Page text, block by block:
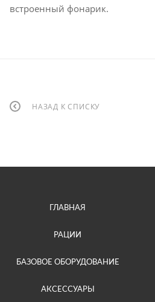
встроенный фонарик.
НАЗАД К СПИСКУ
ГЛАВНАЯ
РАЦИИ
БАЗОВОЕ ОБОРУДОВАНИЕ
АКСЕССУАРЫ